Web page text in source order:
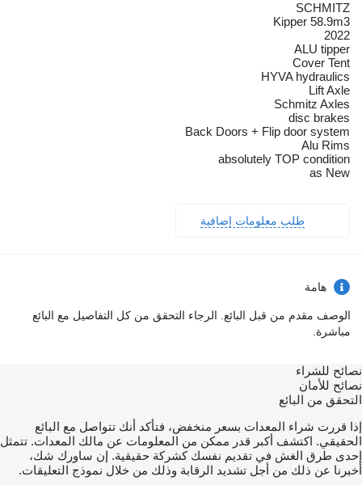
SCHMITZ
Kipper 58.9m3
2022
ALU tipper
Cover Tent
HYVA hydraulics
Lift Axle
Schmitz Axles
disc brakes
Back Doors + Flip door system
Alu Rims
absolutely TOP condition
as New
طلب معلومات إضافية
هامة
الوصف مقدم من قبل البائع. الرجاء التحقق من كل التفاصيل مع البائع
مباشرة.
نصائح للشراء
نصائح للأمان
التحقق من البائع
إذا قررت شراء المعدات بسعر منخفض، فتأكد أنك تتواصل مع البائع
الحقيقي. اكتشف أكبر قدر ممكن من المعلومات عن مالك المعدات. تتمثل
إحدى طرق الغش في تقديم نفسك كشركة حقيقية. إن ساورك شك،
أخبرنا عن ذلك من أجل تشديد الرقابة وذلك من خلال نموذج التعليقات.